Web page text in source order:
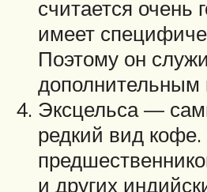
считается очень
имеет
Поэтому он
дополнительным
Эксцельса —
редкий вид
и других